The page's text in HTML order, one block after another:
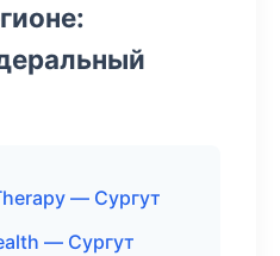
— Сургут
— Сургут